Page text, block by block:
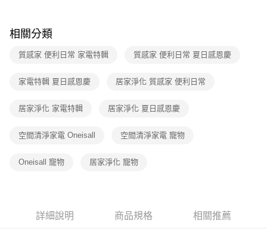
醒簡訊。
2.透過簡訊連結打開帳單後，可選擇「超商條碼／台灣大直營門市／銀行轉
帳／街口支付／iPASS MONEY」等通路繳費。
1.本服務係由「台灣大哥大股份有限公司」（以下簡稱本公司）所提供，讓
買賣價金債權讓與本公司後，依約使用本公司帳單繳交帳款。
由本公司與您本人進行分期帳單所需資料之確認、核對及更正。
相關分類
質感家 便利日常 家電特輯 質感家 便利日常 夏日感恩慶
家電特輯 夏日感恩慶 居家淨化 質感家 便利日常
居家淨化 家電特輯 居家淨化 夏日感恩慶
空間清淨家電 Oneisall 空間清淨家電 寵物
Oneisall 寵物 居家淨化 寵物
詳細說明 商品規格 相關推薦